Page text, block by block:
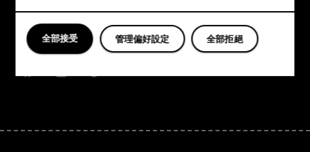
Planet and people
支援
FacebookInstagram
TiktokYoutubeLinkedinDiscord
全部拒絕
管理偏好設定
全部接受